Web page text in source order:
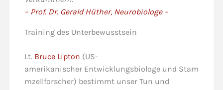
– Prof. Dr. Gerald Hüther, Neurobiologe –
Training des Unterbewusstsein
Lt. Bruce Lipton (US-
amerikanischer Entwicklungsbiologe und Stam
mzellforscher) bestimmt unser Tun und